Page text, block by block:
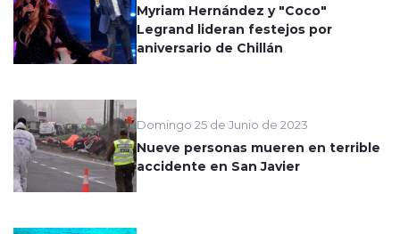
Myriam Hernández y "Coco"
Legrand lideran festejos por
aniversario de Chillán
Domingo 25 de Junio de 2023
Nueve personas mueren en terrible
accidente en San Javier